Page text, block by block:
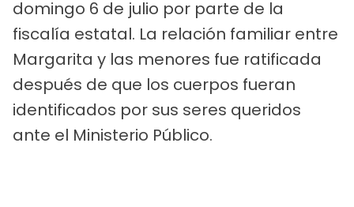
domingo 6 de julio por parte de la
fiscalía estatal. La relación familiar entre
Margarita y las menores fue ratificada
después de que los cuerpos fueran
identificados por sus seres queridos
ante el Ministerio Público.